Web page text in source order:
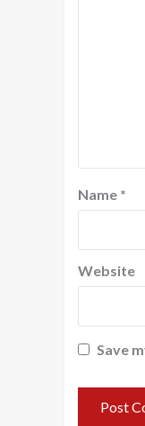
Name *
Website
Save